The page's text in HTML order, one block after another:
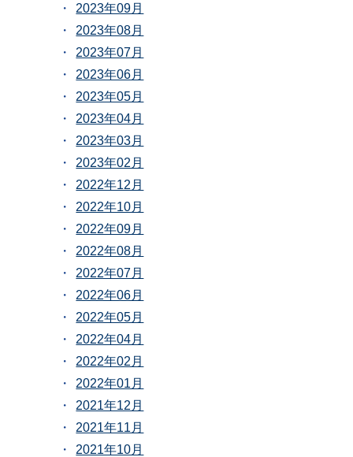
2023年09月
2023年08月
2023年07月
2023年06月
2023年05月
2023年04月
2023年03月
2023年02月
2022年12月
2022年10月
2022年09月
2022年08月
2022年07月
2022年06月
2022年05月
2022年04月
2022年02月
2022年01月
2021年12月
2021年11月
2021年10月